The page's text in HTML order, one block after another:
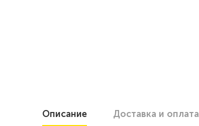
Описание Доставка и оплата